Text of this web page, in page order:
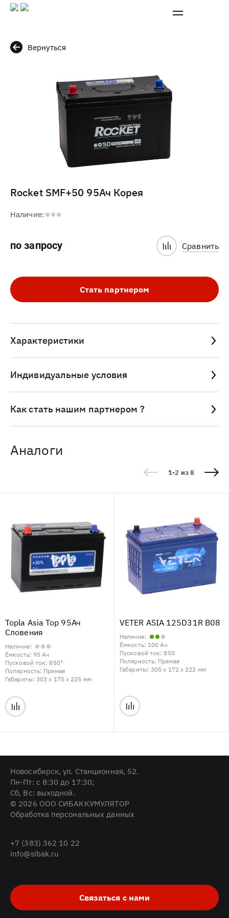
Вернуться
Rocket SMF+50 95Ач Корея
Наличие:
по запросу Сравнить
Стать партнером
Характеристики
Индивидуальные условия
Как стать нашим партнером ?
Аналоги
1-2 из 8
Topla Asia Top 95Ач
Словения
Наличие:
Ёмкость: 95 Ач
Пусковой ток:850*
Полярность: Прямая
Габариты: 303 x 175 x 225 мм
VETER ASIA 125D31R B08
Наличие:
Ёмкость: 100 Ач
Пусковой ток:850
Полярность: Прямая
Габариты: 305 x 172 x 222 мм
Новосибирск, ул. Станционная, 52.
Пн-Пт: с 8:30 до 17:30;
Cб, Вс: выходной.
© 2026 ООО СИБАККУМУЛЯТОР
Обработка персональных данных
+7 (383) 362 10 22
info@sibak.ru
Связаться с нами